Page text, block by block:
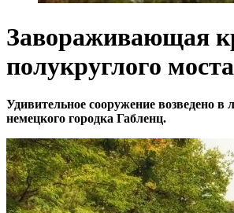
Завораживающая
полукруглого моста
Удивительное сооружение возведено
немецкого городка Габленц.